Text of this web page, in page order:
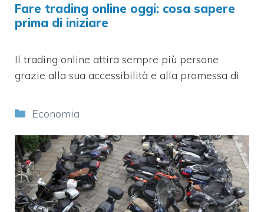
Fare trading online oggi: cosa sapere
prima di iniziare
Il trading online attira sempre più persone
grazie alla sua accessibilità e alla promessa di
Categorie
Economia